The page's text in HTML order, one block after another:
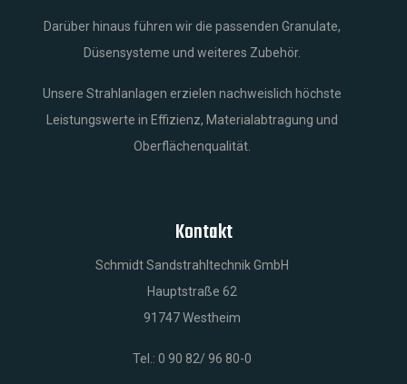
Darüber hinaus führen wir die passenden Granulate,
Düsensysteme und weiteres Zubehör.
Unsere Strahlanlagen erzielen nachweislich höchste
Leistungswerte in Effizienz, Materialabtragung und
Oberflächenqualität.
Kontakt
Schmidt Sandstrahltechnik GmbH
Hauptstraße 62
91747 Westheim
Tel.: 0 90 82/ 96 80-0